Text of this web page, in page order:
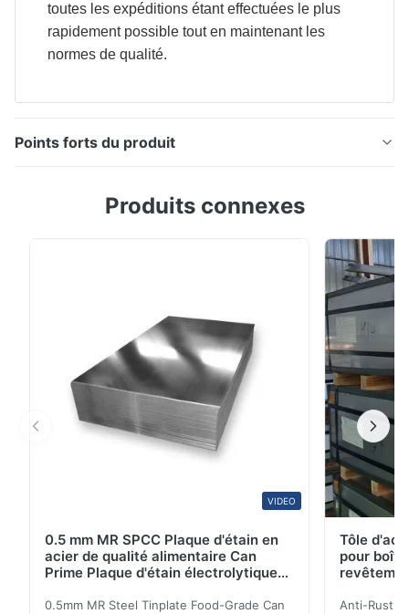
toutes les expéditions étant effectuées le plus
rapidement possible tout en maintenant les
normes de qualité.
Points forts du produit
résistent à la corrosion1.1/1.1 2.8/2.8 2.0/2.0 T2.5 T4
Valeur Nom du produit Plaque d'étain électrolytique
SPCC-SD pour l'estampage à grande vitesse Couche
Produits connexes
VIDEO
0.5 mm MR SPCC Plaque d'étain en
acier de qualité alimentaire Can
Prime Plaque d'étain électrolytique
0.5mm MR Steel Tinplate Food-Grade Can
Tôle
pour
Anti-Rust